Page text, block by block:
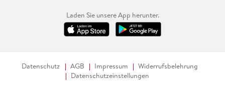
Laden Sie unsere App herunter.
Datenschutz AGB Impressum
Widerrufsbelehrung
Datenschutzeinstellungen